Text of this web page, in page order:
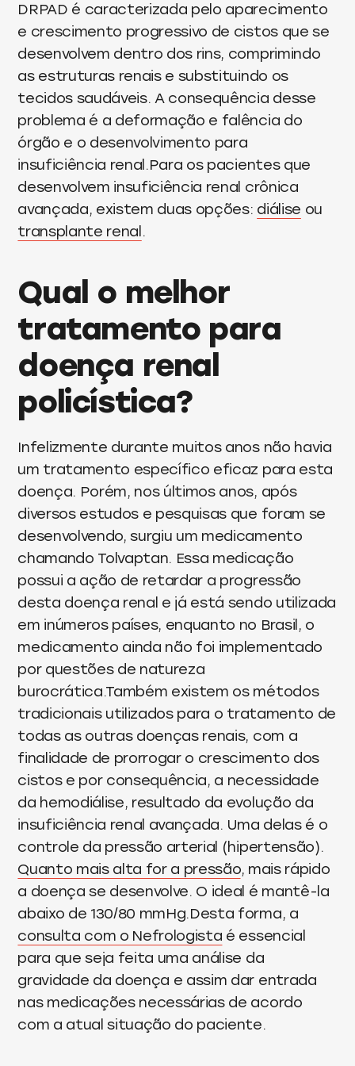
DRPAD é caracterizada pelo aparecimento
e crescimento progressivo de cistos que se
desenvolvem dentro dos rins, comprimindo
as estruturas renais e substituindo os
tecidos saudáveis. A consequência desse
problema é a deformação e falência do
órgão e o desenvolvimento para
insuficiência renal.Para os pacientes que
desenvolvem insuficiência renal crônica
avançada, existem duas opções: diálise ou
transplante renal .
Qual o melhor
tratamento para
doença renal
policística?
Infelizmente durante muitos anos não havia
um tratamento específico eficaz para esta
doença. Porém, nos últimos anos, após
diversos estudos e pesquisas que foram se
desenvolvendo, surgiu um medicamento
chamando Tolvaptan. Essa medicação
possui a ação de retardar a progressão
desta doença renal e já está sendo utilizada
em inúmeros países, enquanto no Brasil, o
medicamento ainda não foi implementado
por questões de natureza
burocrática.Também existem os métodos
tradicionais utilizados para o tratamento de
todas as outras doenças renais, com a
finalidade de prorrogar o crescimento dos
cistos e por consequência, a necessidade
da hemodiálise, resultado da evolução da
insuficiência renal avançada. Uma delas é o
controle da pressão arterial (hipertensão).
Quanto mais alta for a pressão, mais rápido
a doença se desenvolve. O ideal é mantê-la
abaixo de 130/80 mmHg.Desta forma, a
consulta com o Nefrologista é essencial
para que seja feita uma análise da
gravidade da doença e assim dar entrada
nas medicações necessárias de acordo
com a atual situação do paciente.